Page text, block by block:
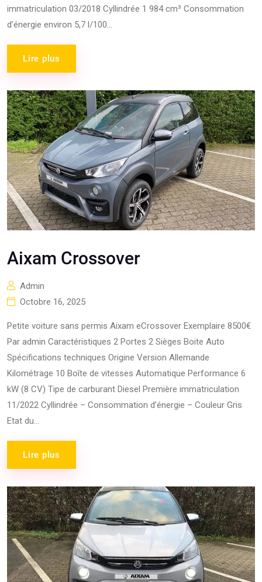
immatriculation 03/2018 Cyllindrée 1 984 cm³ Consommation
d’énergie environ 5,7 l/100...
Lire plus
Aixam Crossover
Admin
Octobre 16, 2025
Petite voiture sans permis Aixam eCrossover Exemplaire 8500€
Par admin Caractéristiques 2 Portes 2 Sièges Boite Auto
Spécifications techniques Origine Version Allemande
Kilométrage 10 Boîte de vitesses Automatique Performance 6
kW (8 CV) Tipe de carburant Diesel Première immatriculation
11/2022 Cyllindrée – Consommation d’énergie – Couleur Gris
Etat du...
Lire plus